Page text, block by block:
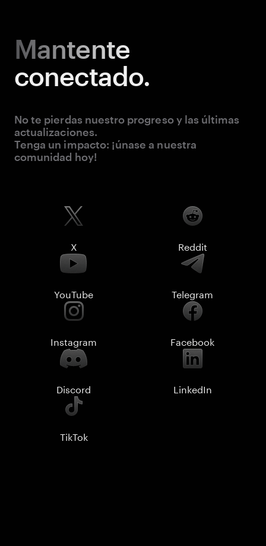
Mantente
conectado.
No te pierdas nuestro progreso y las últimas
actualizaciones.
Tenga un impacto: ¡únase a nuestra
comunidad hoy!
X Reddit
YouTube Telegram
Instagram Facebook
Discord LinkedIn
TikTok